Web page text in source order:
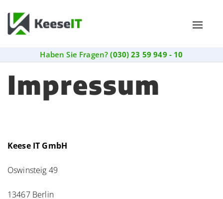
Toggle
Haben Sie Fragen?(030) 23 59 949 - 10
Impressum
Keese IT GmbH
Oswinsteig 49
13467 Berlin